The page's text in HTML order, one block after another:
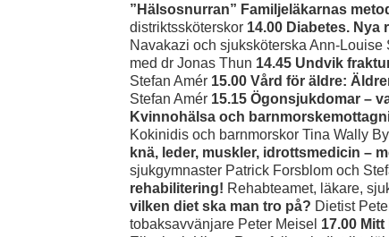
”Hälsosnurran” Familjeläkarnas
distriktssköterskor 14.00 Diabetes.Nya
Navakazi och sjuksköterska Ann-Louise
med dr Jonas Thun 14.45 Undvik
Stefan Amér 15.00 Vård för äldre:
Stefan Amér 15.15 Ögonsjukdomar –
Kvinnohälsa och
Kokinidis och barnmorskor Tina Wally
knä, leder, muskler, idrottsmedicin –
sjukgymnaster Patrick Forsblom och
rehabilitering! Rehabteamet, läkare,
vilken diet ska man tro på? Dietist
tobaksavvänjare Peter Meisel 17.00